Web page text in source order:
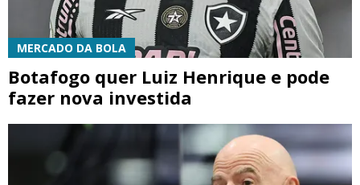
MERCADO DA BOLA
Botafogo quer Luiz Henrique e pode
fazer nova investida